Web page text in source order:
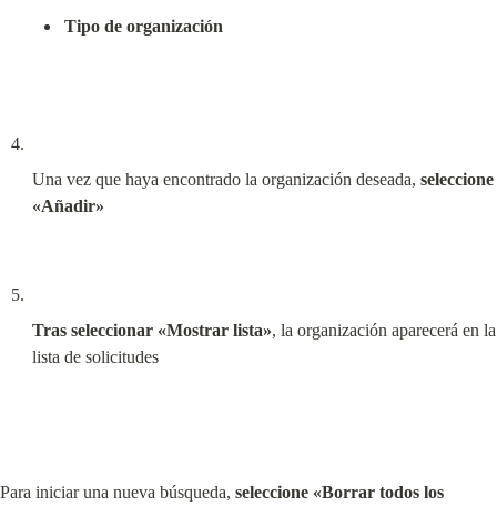
Tipo de organización
Una vez que haya encontrado la organización deseada, seleccione
«Añadir»
Tras seleccionar «Mostrar lista», la organización aparecerá en la
lista de solicitudes
Para iniciar una nueva búsqueda, seleccione «Borrar todos los